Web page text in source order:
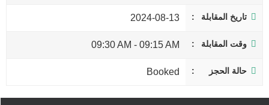
تاريخ المقابلة 2024-08-13
وقت المقابلة 09:15 AM
-
09:30 AM
حالة الحجز Booked